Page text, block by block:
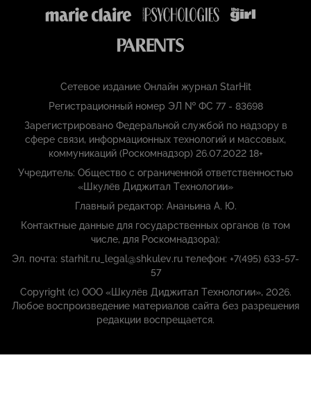
Сетевое издание Онлайн журнал StarHit
Регистрационный номер ЭЛ № ФС 77 - 83698
Зарегистрировано Федеральной службой по надзору в
сфере связи, информационных технологий и массовых,
коммуникаций (Роскомнадзор) 26.07.2022 18+
Учредитель: Общество с ограниченной ответственностью
«Шкулёв Диджитал Технологии»
Главный редактор: Ананьина А. Ю.
Контактные данные для государственных органов (в том
числе, для Роскомнадзора):
Эл. почта: starhit.ru_legal@shkulev.ru телефон: +7(495) 633-57-
57
Copyright (с) ООО «Шкулёв Диджитал Технологии», 2026.
Любое воспроизведение материалов сайта без разрешения
редакции воспрещается.